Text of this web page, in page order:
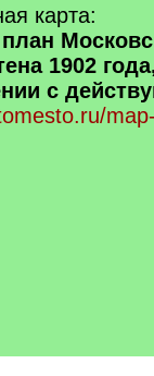
карта:
1902
с